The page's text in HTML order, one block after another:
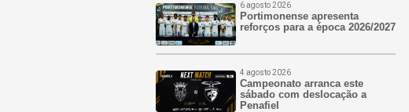
6 agosto 2026
Portimonense apresenta
reforços para a época 2026/2027
4 agosto 2026
Campeonato arranca este
sábado com deslocação a
Penafiel